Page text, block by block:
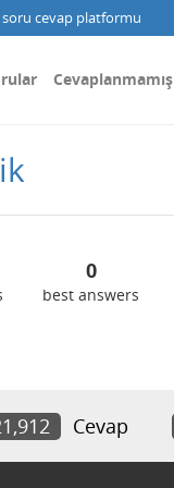
cevap platformu
Cevaplanmamış
0
best answers
Cevap